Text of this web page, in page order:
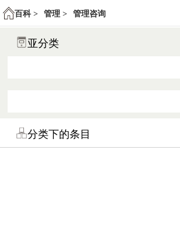
百科 > 管理 > 管理咨询
亚分类
分类下的条目